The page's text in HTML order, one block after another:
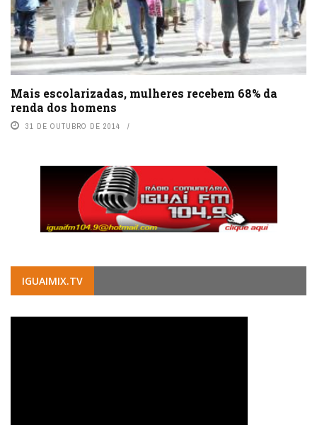
Mais escolarizadas, mulheres recebem 68% da
renda dos homens
31 DE OUTUBRO DE 2014
IGUAIMIX.TV